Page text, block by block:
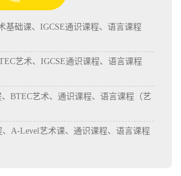
基础课、IGCSE通识课程、语言课程
艺术、IGCSE通识课程、语言课程
BTEC艺术、通识课程、语言课程（艺
A-Level艺术课、通识课程、语言课程